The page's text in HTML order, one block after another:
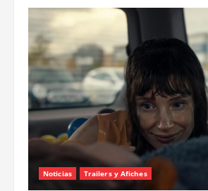
“Canelones”,
basada
en
una
historia
de
Hernán
Casciari,
se
estrena
el
6
de
agosto
Noticias Trailers y Afiches